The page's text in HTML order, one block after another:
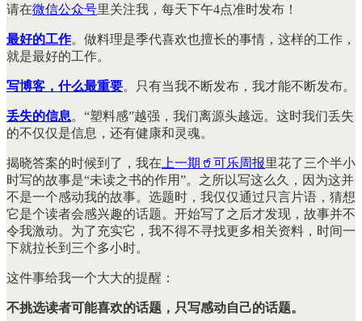
请在微信公众号里关注我，每天下午4点准时发布！
最好的工作。做料理是季代喜欢也擅长的事情，这样的工作，
就是最好的工作。
写博客，什么最重要。只有当我不断发布，我才能不断发布。
丢失的信息。“塑料感”越强，我们离源头越远。这时我们丢失
的不仅仅是信息，还有健康和灵魂。
揭晓答案的时候到了，我在 上一期🥤可乐周报里花了三个半小
时写的故事是“未读之书的作用”。之所以写这么久，因为这并
不是一个感动我的故事。选题时，我仅仅通过只言片语，猜想
它是个读者会感兴趣的话题。开始写了之后才发现，故事并不
令我激动。为了充实它，我不得不寻找更多相关资料，时间一
下就拉长到三个多小时。
这件事给我一个大大的提醒：
不挑选读者可能喜欢的话题，只写感动自己的话题。